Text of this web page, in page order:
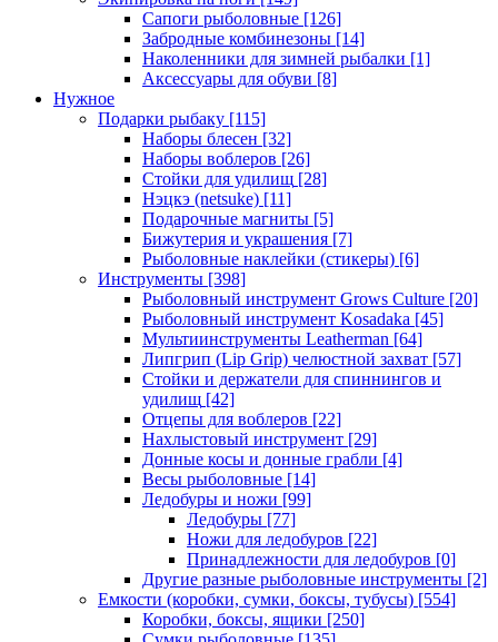
Сапоги рыболовные [126]
Забродные комбинезоны [14]
Наколенники для зимней рыбалки [1]
Аксессуары для обуви [8]
Нужное
Подарки рыбаку [115]
Наборы блесен [32]
Наборы воблеров [26]
Стойки для удилищ [28]
Нэцкэ (netsuke) [11]
Подарочные магниты [5]
Бижутерия и украшения [7]
Рыболовные наклейки (стикеры) [6]
Инструменты [398]
Рыболовный инструмент Grows Culture [20]
Рыболовный инструмент Kosadaka [45]
Мультиинструменты Leatherman [64]
Липгрип (Lip Grip) челюстной захват [57]
Стойки и держатели для спиннингов и
удилищ [42]
Отцепы для воблеров [22]
Нахлыстовый инструмент [29]
Донные косы и донные грабли [4]
Весы рыболовные [14]
Ледобуры и ножи [99]
Ледобуры [77]
Ножи для ледобуров [22]
Принадлежности для ледобуров [0]
Другие разные рыболовные инструменты [2]
Емкости (коробки, сумки, боксы, тубусы) [554]
Коробки, боксы, ящики [250]